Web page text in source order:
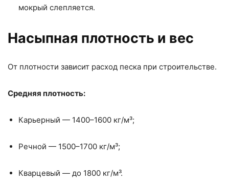
мокрый слепляется.
Насыпная плотность и вес
От плотности зависит расход песка при строительстве.
Средняя плотность:
Карьерный — 1400–1600 кг/м³;
Речной — 1500–1700 кг/м³;
Кварцевый — до 1800 кг/м³.